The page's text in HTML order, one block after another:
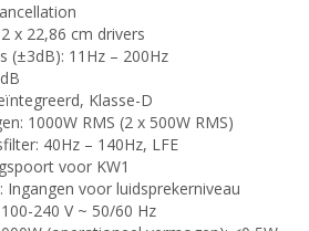
x 22,86 cm drivers
(±3dB): 11Hz – 200Hz
Klasse-D
1000W RMS (2 x 500W RMS)
40Hz – 140Hz, LFE
voor KW1
Ingangen voor luidsprekerniveau
240 V ~ 50/60 Hz